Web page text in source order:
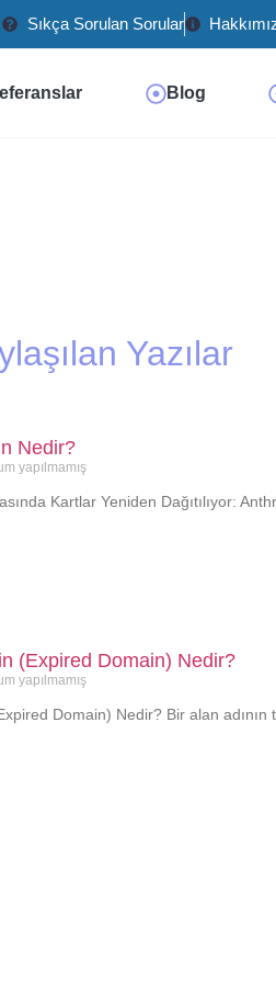
Sıkça Sorulan Sorular
Blog
Yazılar
Nedir?
yapılmamış
Kartlar Yeniden Dağıtılıyor:
(Expired Domain) Nedir?
yapılmamış
Domain) Nedir? Bir alan adının